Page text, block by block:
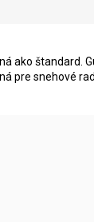
ako štandard.
pre snehové